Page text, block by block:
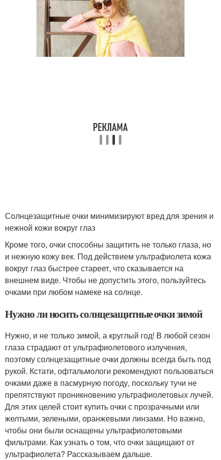
Солнцезащитные очки минимизируют вред для зрения и
нежной кожи вокруг глаз
Кроме того, очки способны защитить не только глаза, но
и нежную кожу век. Под действием ультрафиолета кожа
вокруг глаз быстрее стареет, что сказывается на
внешнем виде. Чтобы не допустить этого, пользуйтесь
очками при любом намеке на солнце.
Нужно ли носить солнцезащитные очки зимой
Нужно, и не только зимой, а круглый год! В любой сезон
глаза страдают от ультрафиолетового излучения,
поэтому солнцезащитные очки должны всегда быть под
рукой. Кстати, офтальмологи рекомендуют пользоваться
очками даже в пасмурную погоду, поскольку тучи не
препятствуют проникновению ультрафиолетовых лучей.
Для этих целей стоит купить очки с прозрачными или
желтыми, зелеными, оранжевыми линзами. Но важно,
чтобы они были оснащены ультрафиолетовыми
фильтрами. Как узнать о том, что очки защищают от
ультрафиолета? Рассказываем дальше.